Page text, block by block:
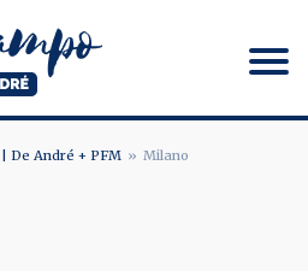
| De André + PFM Milano